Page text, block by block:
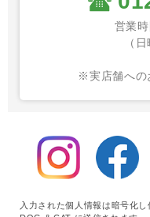
営業
（
※実店舗への
入力された個人情報は暗号化